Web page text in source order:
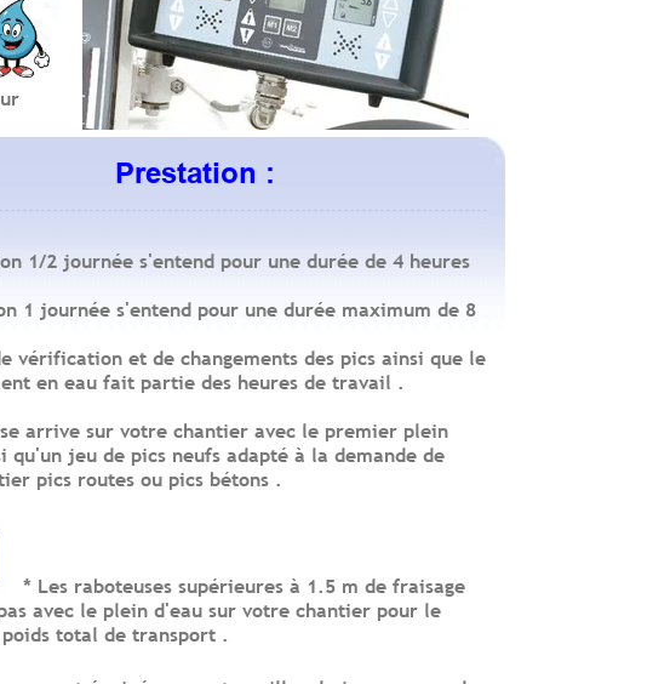
Prestation :
1/2 journée s'entend pour une durée de 4 heures
1 journée s'entend pour une durée maximum de 8
vérification et de changements des pics ainsi que le
en eau fait partie des heures de travail .
arrive sur votre chantier avec le premier plein
qu'un jeu de pics neufs adapté à la demande de
pics routes ou pics bétons .
supérieures à 1.5 m de fraisage
avec le plein d'eau sur votre chantier pour le
total de transport .